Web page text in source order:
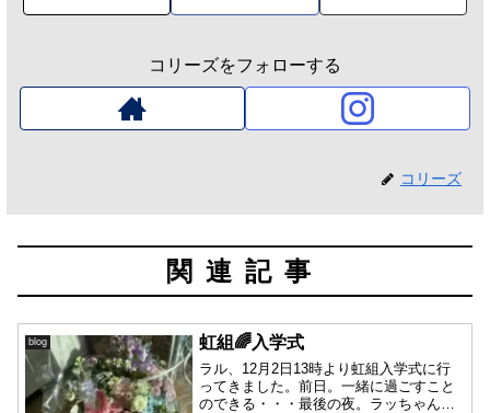
コリーズをフォローする
コリーズ
関連記事
blog 虹組🌈入学式
ラル、12月2日13時より虹組入学式に行
ってきました。前日。一緒に過ごすこと
のできる・・・最後の夜。ラッちゃん、